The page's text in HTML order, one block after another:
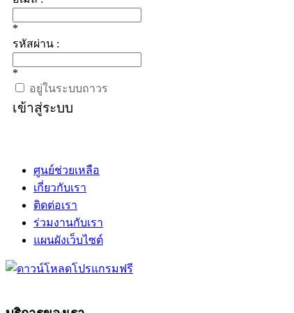
*
รหัสผ่าน :
*
อยู่ในระบบถาวร
เข้าสู่ระบบ
ศูนย์ช่วยเหลือ
เกี่ยวกับเรา
ติดต่อเรา
ร่วมงานกับเรา
แผนผังเว็บไซต์